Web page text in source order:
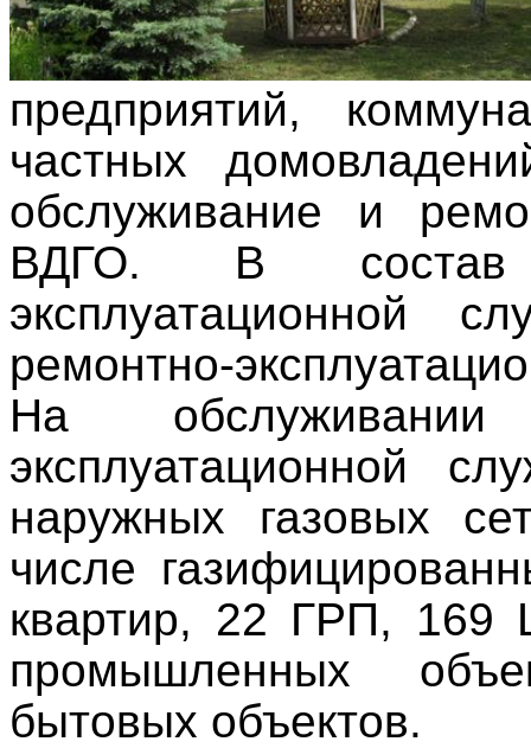
предприятий,
частных
обслуживание и
ВДГО. В
эксплуатационной
ремонтно-
На
эксплуатационной
наружных газовых
числе
квартир, 22 ГРП, 169
промышленных
бытовых объектов.